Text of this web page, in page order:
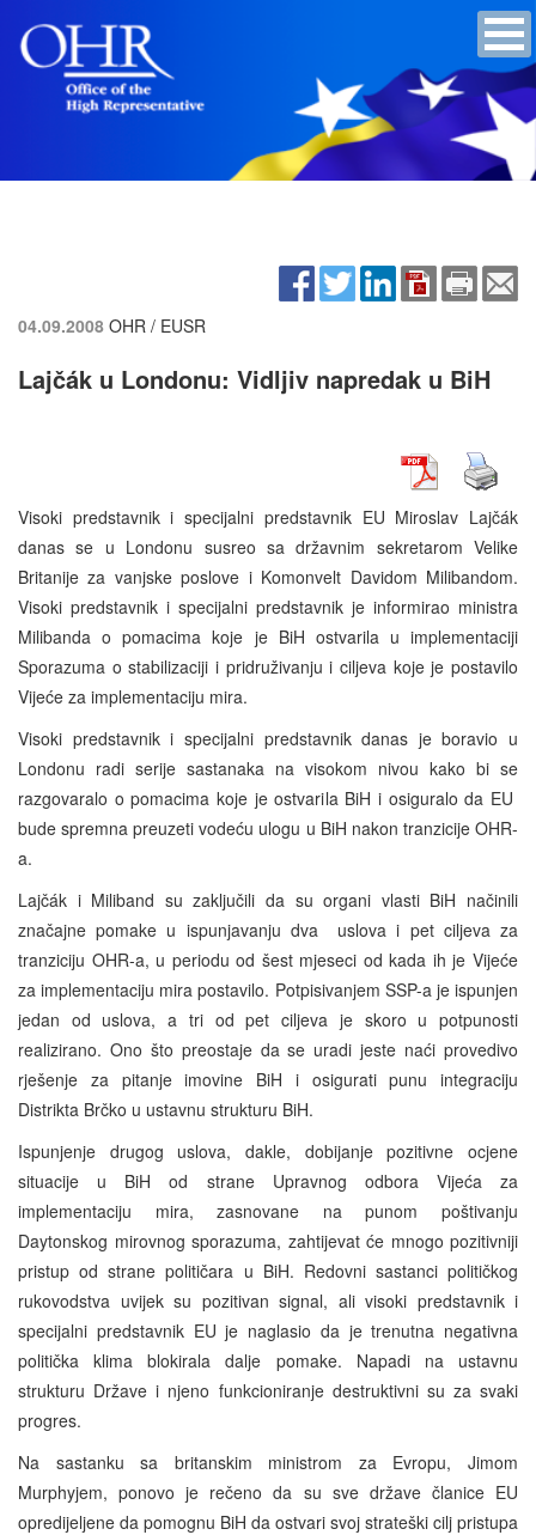
04.09.2008 OHR / EUSR
Lajčák u Londonu: Vidljiv napredak u BiH
Visoki predstavnik i specijalni predstavnik EU Miroslav Lajčák
danas se u Londonu susreo sa državnim sekretarom Velike
Britanije za vanjske poslove i Komonvelt Davidom Milibandom.
Visoki predstavnik i specijalni predstavnik je informirao ministra
Milibanda o pomacima koje je BiH ostvarila u implementaciji
Sporazuma o stabilizaciji i pridruživanju i ciljeva koje je postavilo
Vijeće za implementaciju mira.
Visoki predstavnik i specijalni predstavnik danas je boravio u
Londonu radi serije sastanaka na visokom nivou kako bi se
razgovaralo o pomacima koje je ostvarila BiH i osiguralo da EU
bude spremna preuzeti vodeću ulogu u BiH nakon tranzicije OHR-
a.
Lajčák i Miliband su zaključili da su organi vlasti BiH načinili
značajne pomake u ispunjavanju dva uslova i pet ciljeva za
tranziciju OHR-a, u periodu od šest mjeseci od kada ih je Vijeće
za implementaciju mira postavilo. Potpisivanjem SSP-a je ispunjen
jedan od uslova, a tri od pet ciljeva je skoro u potpunosti
realizirano. Ono što preostaje da se uradi jeste naći provedivo
rješenje za pitanje imovine BiH i osigurati punu integraciju
Distrikta Brčko u ustavnu strukturu BiH.
Ispunjenje drugog uslova, dakle, dobijanje pozitivne ocjene
situacije u BiH od strane Upravnog odbora Vijeća za
implementaciju mira, zasnovane na punom poštivanju
Daytonskog mirovnog sporazuma, zahtijevat će mnogo pozitivniji
pristup od strane političara u BiH. Redovni sastanci političkog
rukovodstva uvijek su pozitivan signal, ali visoki predstavnik i
specijalni predstavnik EU je naglasio da je trenutna negativna
politička klima blokirala dalje pomake. Napadi na ustavnu
strukturu Države i njeno funkcioniranje destruktivni su za svaki
progres.
Na sastanku sa britanskim ministrom za Evropu, Jimom
Murphyjem, ponovo je rečeno da su sve države članice EU
opredijeljene da pomognu BiH da ostvari svoj strateški cilj pristupa